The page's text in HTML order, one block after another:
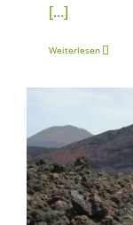
[…]
Weiterlesen
Abenteuer Reisen